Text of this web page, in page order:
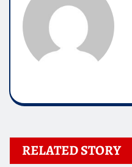
RELATED STORY